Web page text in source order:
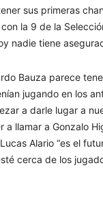
sus primeras
la 9 de la
nadie tiene
Bauza parece
jugando en los
a darle lugar a
a llamar a Gonzalo
Alario “es el
cerca de los